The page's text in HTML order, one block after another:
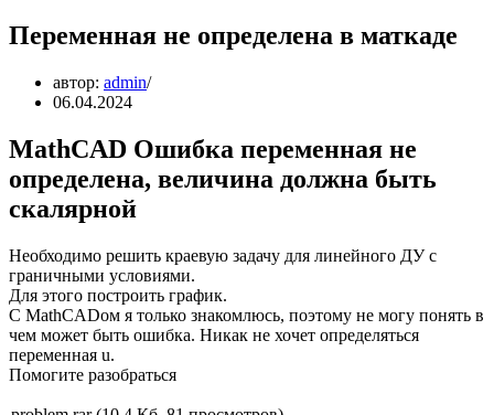
Переменная не определена в маткаде
автор: admin
06.04.2024
MathCAD Ошибка переменная не
определена, величина должна быть
скалярной
Необходимо решить краевую задачу для линейного ДУ с
граничными условиями.
Для этого построить график.
С MathCADом я только знакомлюсь, поэтому не могу понять в
чем может быть ошибка. Никак не хочет определяться
переменная u.
Помогите разобраться